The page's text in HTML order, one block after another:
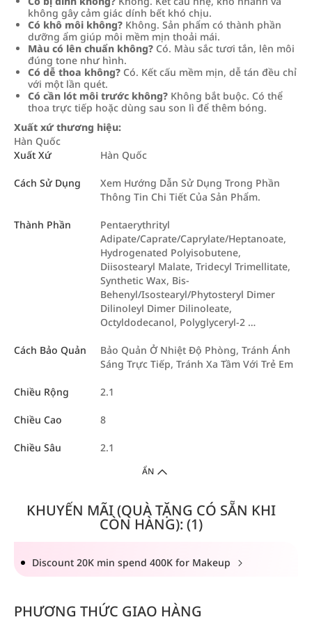
không gây cảm giác dính bết khó chịu.
Có khô môi không? Không. Sản phẩm có thành phần
dưỡng ẩm giúp môi mềm mịn thoải mái.
Màu có lên chuẩn không? Có. Màu sắc tươi tắn, lên môi
đúng tone như hình.
Có dễ thoa không? Có. Kết cấu mềm mịn, dễ tán đều chỉ
với một lần quét.
Có cần lót môi trước không? Không bắt buộc. Có thể
thoa trực tiếp hoặc dùng sau son lì để thêm bóng.
Xuất xứ thương hiệu:
Hàn Quốc
Xuất Xứ
Hàn Quốc
Cách Sử Dụng
Xem Hướng Dẫn Sử Dụng Trong Phần
Thông Tin Chi Tiết Của Sản Phẩm.
Thành Phần
Pentaerythrityl
Adipate/Caprate/Caprylate/Heptanoate,
Hydrogenated Polyisobutene,
Diisostearyl Malate, Tridecyl Trimellitate,
Synthetic Wax, Bis-
Behenyl/Isostearyl/Phytosteryl Dimer
Dilinoleyl Dimer Dilinoleate,
Octyldodecanol, Polyglyceryl-2 …
Cách Bảo Quản
Bảo Quản Ở Nhiệt Độ Phòng, Tránh Ánh
Sáng Trực Tiếp, Tránh Xa Tầm Với Trẻ Em
Chiều Rộng 2.1
Chiều Cao 8
Chiều Sâu 2.1
ẨN
KHUYẾN MÃI (QUÀ TẶNG CÓ SẴN KHI
CÒN HÀNG): (1)
Discount 20K min spend 400K for Makeup
PHƯƠNG THỨC GIAO HÀNG